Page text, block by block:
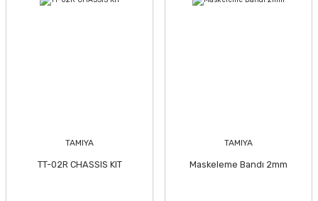
TAMIYA
TT-02R CHASSIS KIT
TAMIYA
Maskeleme Bandı 2mm